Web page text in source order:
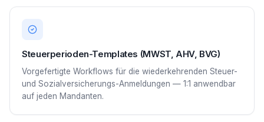
Steuerperioden-Templates (MWST, AHV, BVG)
Vorgefertigte Workflows für die wiederkehrenden Steuer-
und Sozialversicherungs-Anmeldungen — 1:1 anwendbar
auf jeden Mandanten.